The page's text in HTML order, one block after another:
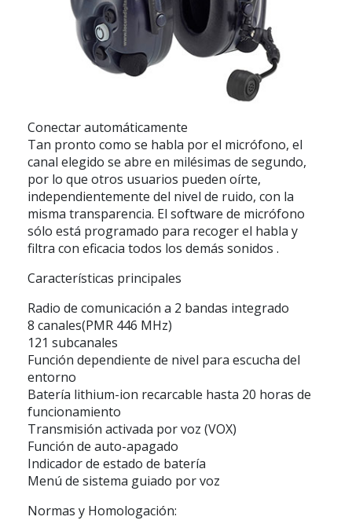
Conectar automáticamente
Tan pronto como se habla por el micrófono, el
canal elegido se abre en milésimas de segundo,
por lo que otros usuarios pueden oírte,
independientemente del nivel de ruido, con la
misma transparencia. El software de micrófono
sólo está programado para recoger el habla y
filtra con eficacia todos los demás sonidos .
Características principales
Radio de comunicación a 2 bandas integrado
8 canales(PMR 446 MHz)
121 subcanales
Función dependiente de nivel para escucha del
entorno
Batería lithium-ion recarcable hasta 20 horas de
funcionamiento
Transmisión activada por voz (VOX)
Función de auto-apagado
Indicador de estado de batería
Menú de sistema guiado por voz
Normas y Homologación: